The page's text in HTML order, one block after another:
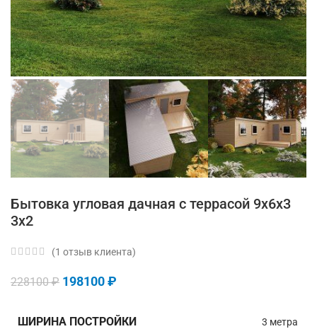
Бытовка угловая дачная с террасой 9х6х3
3х2
(1 отзыв клиента)
228100₽ 198100₽
ШИРИНА ПОСТРОЙКИ 3 метра